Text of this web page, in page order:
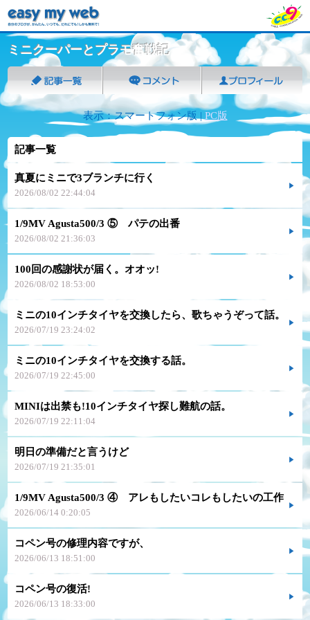
ミニクーパーとプラモ奮戦記
表示：スマートフォン版 | PC版
記事一覧
真夏にミニで3ブランチに行く
2026/08/02 22:44:04
1/9MV Agusta500/3 ⑤ パテの出番
2026/08/02 21:36:03
100回の感謝状が届く。オオッ!
2026/08/02 18:53:00
ミニの10インチタイヤを交換したら、歌ちゃうぞって話。
2026/07/19 23:24:02
ミニの10インチタイヤを交換する話。
2026/07/19 22:45:00
MINIは出禁も!10インチタイヤ探し難航の話。
2026/07/19 22:11:04
明日の準備だと言うけど
2026/07/19 21:35:01
1/9MV Agusta500/3 ④ アレもしたいコレもしたいの工作
2026/06/14 0:20:05
コペン号の修理内容ですが、
2026/06/13 18:51:00
コペン号の復活!
2026/06/13 18:33:00